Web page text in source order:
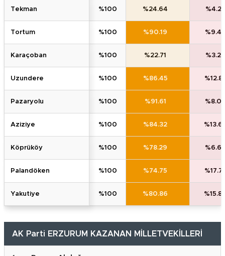
tekman %100 %24.64 %4.28
tortum %100 %90.19 %9.43
karaçoban %100 %22.71 %3.23
uzundere %100 %86.45
pazaryolu %100 %91.61 %8.07
azi̇zi̇ye %100 %84.32
köprüköy %100 %78.29 %6.63
palandöken %100 %74.75
yakuti̇ye %100 %80.86
AK Parti ERZURUM KAZANAN MİLLETVEKİLLERİ